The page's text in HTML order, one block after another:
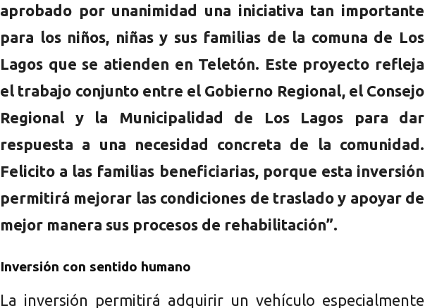
aprobado por unanimidad una iniciativa tan importante
para los niños, niñas y sus familias de la comuna de Los
Lagos que se atienden en Teletón. Este proyecto refleja
el trabajo conjunto entre el Gobierno Regional, el Consejo
Regional y la Municipalidad de Los Lagos para dar
respuesta a una necesidad concreta de la comunidad.
Felicito a las familias beneficiarias, porque esta inversión
permitirá mejorar las condiciones de traslado y apoyar de
mejor manera sus procesos de rehabilitación”.
Inversión con sentido humano
La inversión permitirá adquirir un vehículo especialmente